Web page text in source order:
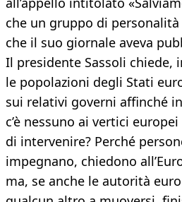
che un gruppo di
che il suo giornale aveva
Il presidente Sassoli chiede,
le popolazioni degli Stati
sui relativi governi affinché
c’è nessuno ai vertici
di intervenire? Perché
impegnano, chiedono
ma, se anche le autorità